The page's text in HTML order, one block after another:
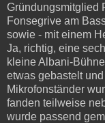
Gründungsmitglied
Fonsegrive am
sowie - mit einem
Ja, richtig, eine
kleine Albani-
etwas gebastelt
Mikrofonständer
fanden teilweise
wurde passend